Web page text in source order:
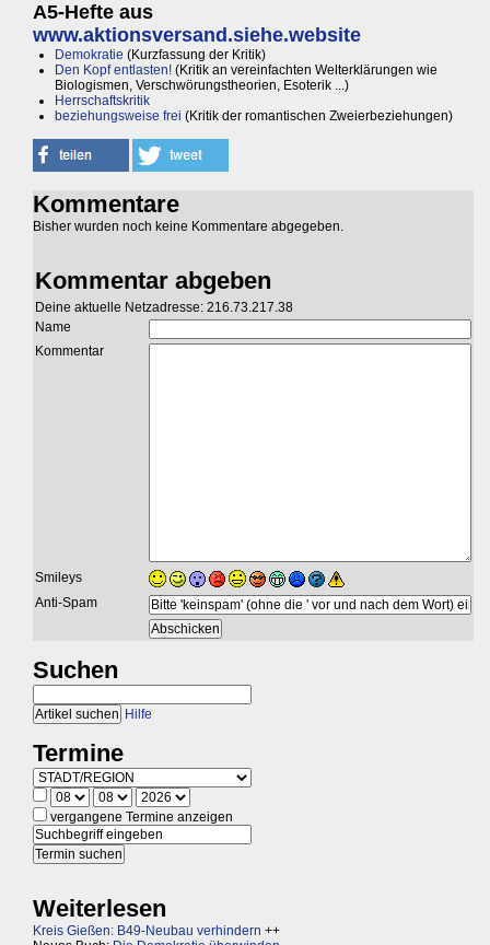
A5-Hefte aus
www.aktionsversand.siehe.website
Demokratie (Kurzfassung der Kritik)
Den Kopf entlasten! (Kritik an vereinfachten Welterklärungen wie
Biologismen, Verschwörungstheorien, Esoterik ...)
Herrschaftskritik
beziehungsweise frei (Kritik der romantischen Zweierbeziehungen)
Kommentare
Bisher wurden noch keine Kommentare abgegeben.
Kommentar abgeben
Deine aktuelle Netzadresse: 216.73.217.38
Name
Kommentar
Smileys
Anti-Spam
Suchen
Hilfe
Termine
vergangene Termine anzeigen
Weiterlesen
Kreis Gießen: B49-Neubau verhindern ++